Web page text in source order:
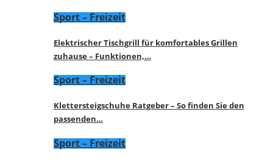
Sport – Freizeit
Elektrischer Tischgrill für komfortables Grillen
zuhause – Funktionen,…
Sport – Freizeit
Klettersteigschuhe Ratgeber – So finden Sie den
passenden…
Sport – Freizeit